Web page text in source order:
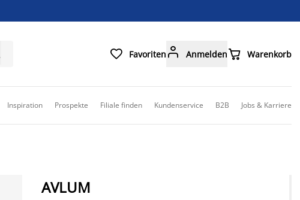
 Favoriten  Anmelden Warenkorb
Inspiration Prospekte Filiale finden Kundenservice B2B Jobs & Karriere
AVLUM